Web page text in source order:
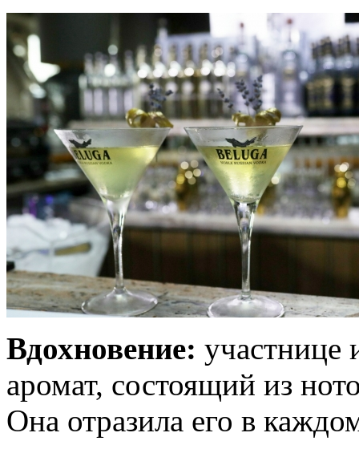
Вдохновение: участнице
аромат, состоящий из
Она отразила его в